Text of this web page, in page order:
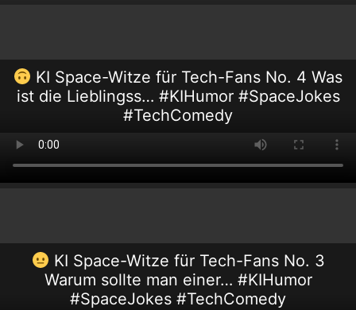
KI Space-Witze für Tech-Fans No. 4 Was
ist die Lieblingss… #KIHumor #SpaceJokes
#TechComedy
KI Space-Witze für Tech-Fans No. 3
Warum sollte man einer… #KIHumor
#SpaceJokes #TechComedy